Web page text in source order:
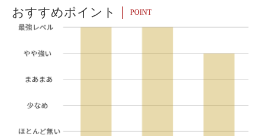
おすすめポイント POINT